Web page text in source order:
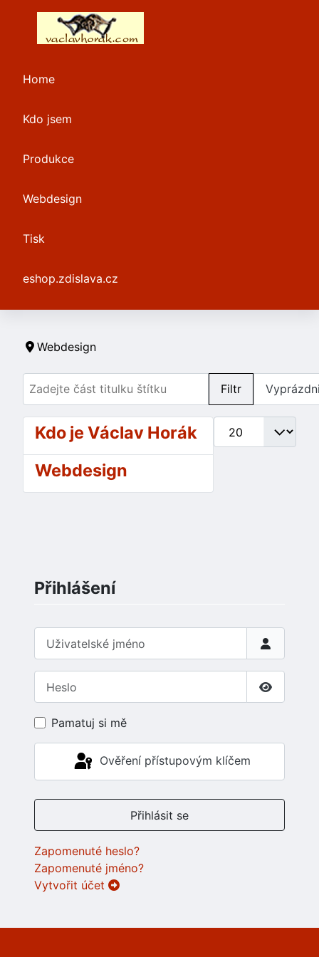
Home
Kdo jsem
Produkce
Webdesign
Tisk
eshop.zdislava.cz
Webdesign
Zadejte část titulku štítku
Filtr
Kdo je Václav Horák
Webdesign
Přihlášení
Zobrazit
Pamatuj si mě
Ověření přístupovým klíčem
Přihlásit se
Zapomenuté heslo?
Zapomenuté jméno?
Vytvořit účet